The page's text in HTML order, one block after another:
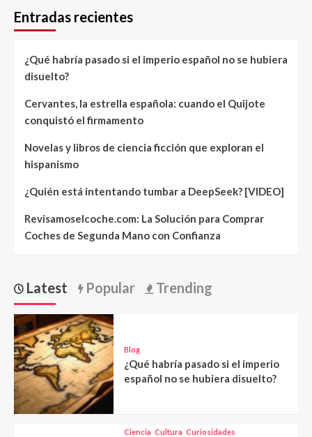
Entradas recientes
¿Qué habría pasado si el imperio español no se hubiera
disuelto?
Cervantes, la estrella española: cuando el Quijote
conquistó el firmamento
Novelas y libros de ciencia ficción que exploran el
hispanismo
¿Quién está intentando tumbar a DeepSeek? [VIDEO]
Revisamoselcoche.com: La Solución para Comprar
Coches de Segunda Mano con Confianza
Latest Popular Trending
Blog
¿Qué habría pasado si el imperio
español no se hubiera disuelto?
Ciencia Cultura Curiosidades